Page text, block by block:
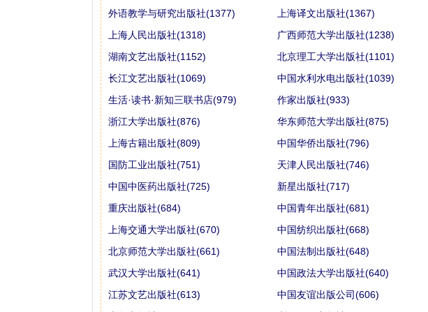
外语教学与研究出版社(1377)
上海译文出版社(1367)
上海人民出版社(1318)
广西师范大学出版社(1238)
湖南文艺出版社(1152)
北京理工大学出版社(1101)
长江文艺出版社(1069)
中国水利水电出版社(1039)
生活·读书·新知三联书店(979)
作家出版社(933)
浙江大学出版社(876)
华东师范大学出版社(875)
上海古籍出版社(809)
中国华侨出版社(796)
国防工业出版社(751)
天津人民出版社(746)
中国中医药出版社(725)
新星出版社(717)
重庆出版社(684)
中国青年出版社(681)
上海交通大学出版社(670)
中国纺织出版社(668)
北京师范大学出版社(661)
中国法制出版社(648)
武汉大学出版社(641)
中国政法大学出版社(640)
江苏文艺出版社(613)
中国友谊出版公司(606)